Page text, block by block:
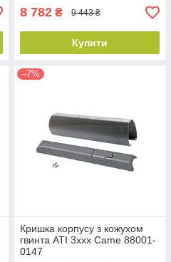
8 782 ₴ 9 443 ₴
Купити
–7%
Кришка корпусу з кожухом
гвинта ATI 3xxx Came 88001-
0147